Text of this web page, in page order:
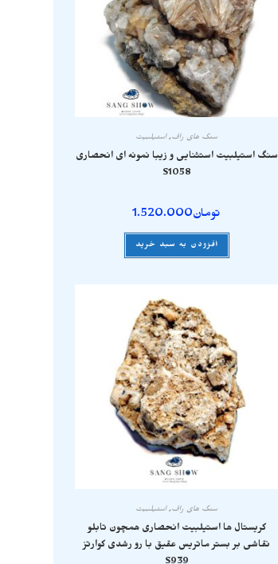
سنگ های راف,استیلبیت
سنگ استیلبیت استثنایی و زیبا نمونه ای انحصاری
S1058
تومان1.520.000
افزودن به سبد خرید
سنگ های راف,استیلبیت
کریستال ها استیلبیت انحصاری همچون تابلو
نقاشی بر بستر ماتریس عقیق با رو رشدی کوارتز